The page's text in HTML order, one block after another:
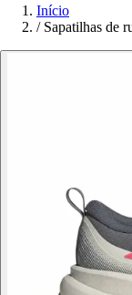
Início
/ Sapatilhas de